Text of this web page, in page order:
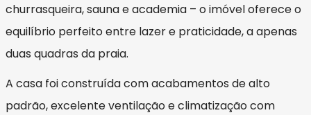
churrasqueira, sauna e academia – o imóvel oferece o
equilíbrio perfeito entre lazer e praticidade, a apenas
duas quadras da praia.
A casa foi construída com acabamentos de alto
padrão, excelente ventilação e climatização com